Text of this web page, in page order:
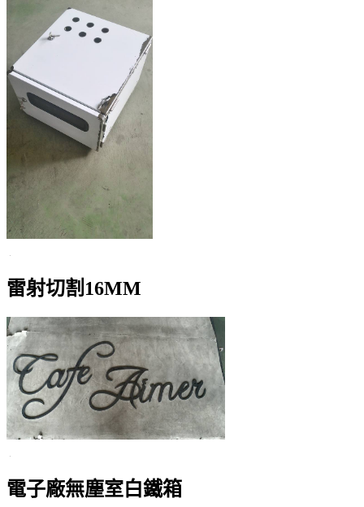
雷射切割16MM
電子廠無塵室白鐵箱